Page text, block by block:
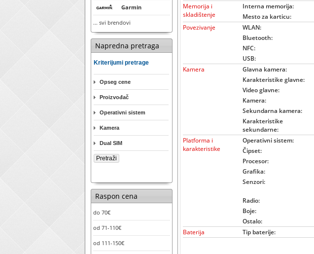
Garmin
... svi brendovi
Napredna pretraga
Kriterijumi pretrage
Opseg cene
Proizvođač
Operativni sistem
Kamera
Dual SIM
Raspon cena
do 70€
od 71-110€
od 111-150€
Memorija i
skladištenje
Interna memorija:
Mesto za karticu:
Povezivanje
WLAN:
Bluetooth:
NFC:
USB:
Kamera
Glavna kamera:
Karakteristike glavne:
Video glavne:
Kamera:
Sekundarna kamera:
Karakteristike
sekundarne:
Platforma i
karakteristike
Operativni sistem:
Čipset:
Procesor:
Grafika:
Senzori:
Radio:
Boje:
Ostalo:
Baterija
Tip baterije: